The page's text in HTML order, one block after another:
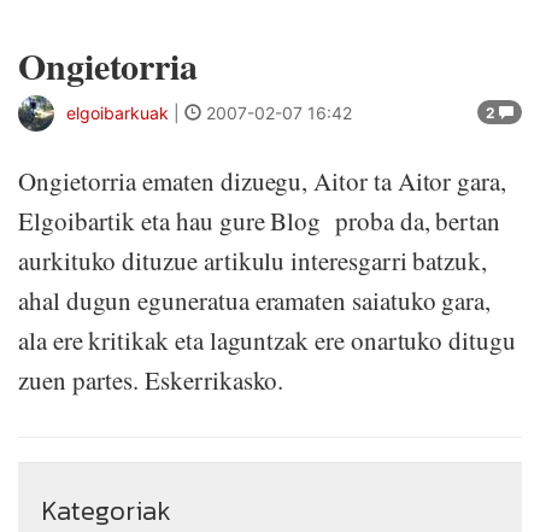
Ongietorria
2
elgoibarkuak 2007-02-07 16:42
Ongietorria ematen dizuegu, Aitor ta Aitor gara,
Elgoibartik eta hau gure Blog proba da, bertan
aurkituko dituzue artikulu interesgarri batzuk,
ahal dugun eguneratua eramaten saiatuko gara,
ala ere kritikak eta laguntzak ere onartuko ditugu
zuen partes. Eskerrikasko.
Kategoriak